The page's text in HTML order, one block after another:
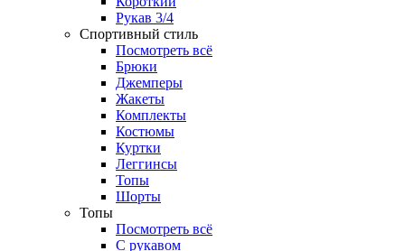
Рукав 3/4
Спортивный стиль
Посмотреть всё
Брюки
Джемперы
Жакеты
Комплекты
Костюмы
Куртки
Леггинсы
Топы
Шорты
Топы
Посмотреть всё
C рукавом